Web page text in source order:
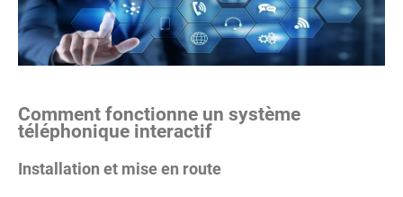
Comment fonctionne un système
téléphonique interactif
Installation et mise en route